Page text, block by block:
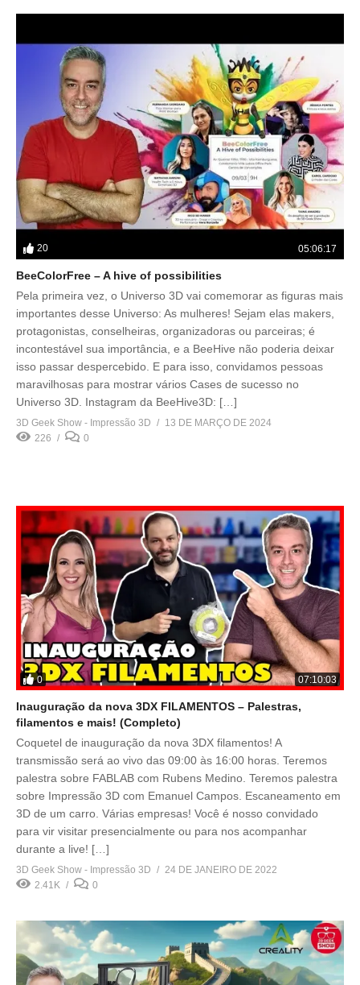
20 05:06:17
BeeColorFree – A hive of possibilities
Pela primeira vez, o Universo 3D vai comemorar as figuras mais
importantes desse Universo: As mulheres! Sejam elas makers,
protagonistas, conselheiras, organizadoras ou parceiras; é
incontestável sua importância, e a BeeHive não poderia deixar
isso passar despercebido. E para isso, convidamos pessoas
maravilhosas para mostrar vários Cases de sucesso no
Universo 3D. Instagram da BeeHive3D: […]
3D Geek Show - Impressão 3D
13 DE MARÇO DE 2024
226
0
0 07:10:03
Inauguração da nova 3DX FILAMENTOS – Palestras,
filamentos e mais! (Completo)
Coquetel de inauguração da nova 3DX filamentos! A
transmissão será ao vivo das 09:00 às 16:00 horas. Teremos
palestra sobre FABLAB com Rubens Medino. Teremos palestra
sobre Impressão 3D com Emanuel Campos. Escaneamento em
3D de um carro. Várias empresas! Você é nosso convidado
para vir visitar presencialmente ou para nos acompanhar
durante a live! […]
3D Geek Show - Impressão 3D
24 DE JANEIRO DE 2022
2.41K
0